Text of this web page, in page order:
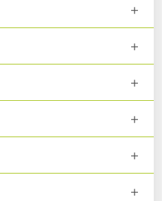
+
+
+
+
+
+